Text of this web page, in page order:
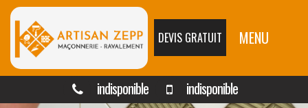
DEVIS GRATUIT MENU
indisponible indisponible